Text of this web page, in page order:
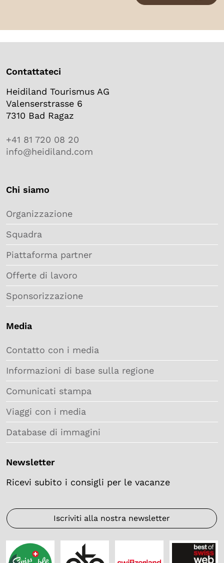
Contattateci
Heidiland Tourismus AG
Valenserstrasse 6
7310 Bad Ragaz
+41 81 720 08 20
info@heidiland.com
Chi siamo
Organizzazione
Squadra
Piattaforma partner
Offerte di lavoro
Sponsorizzazione
Media
Contatto con i media
Informazioni di base sulla regione
Comunicati stampa
Viaggi con i media
Database di immagini
Newsletter
Ricevi subito i consigli per le vacanze
Iscriviti alla nostra newsletter